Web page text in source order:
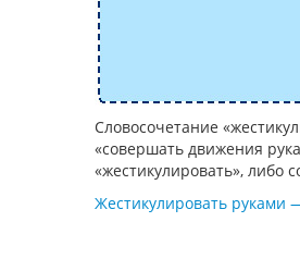
Словосочетание
«совершать движения
«жестикулировать», либо
Жестикулировать руками